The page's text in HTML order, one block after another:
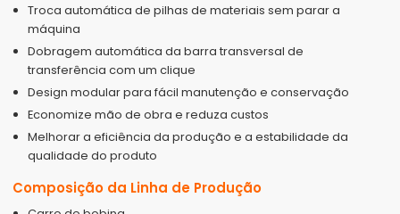
Troca automática de pilhas de materiais sem parar a
máquina
Dobragem automática da barra transversal de
transferência com um clique
Design modular para fácil manutenção e conservação
Economize mão de obra e reduza custos
Melhorar a eficiência da produção e a estabilidade da
qualidade do produto
Composição da Linha de Produção